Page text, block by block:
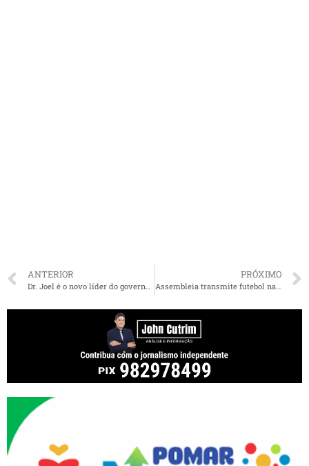
ANTERIOR PRÓXIMO
Assembleia transmite futebol na TV e põe deputado de comentarista